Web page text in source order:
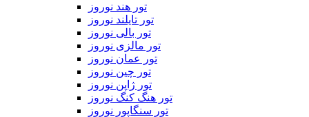
تور هند نوروز
تور تایلند نوروز
تور بالی نوروز
تور مالزی نوروز
تور عمان نوروز
تور چین نوروز
تور ژاپن نوروز
تور هنگ کنگ نوروز
تور سنگاپور نوروز